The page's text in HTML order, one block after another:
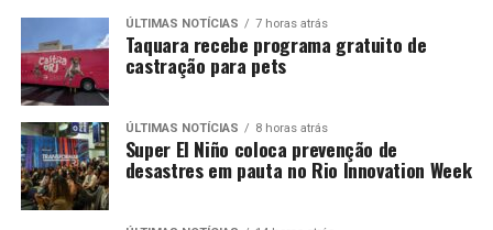
ÚLTIMAS NOTÍCIAS 7 horas atrás
Taquara recebe programa gratuito de
castração para pets
ÚLTIMAS NOTÍCIAS 8 horas atrás
Super El Niño coloca prevenção de
desastres em pauta no Rio Innovation Week